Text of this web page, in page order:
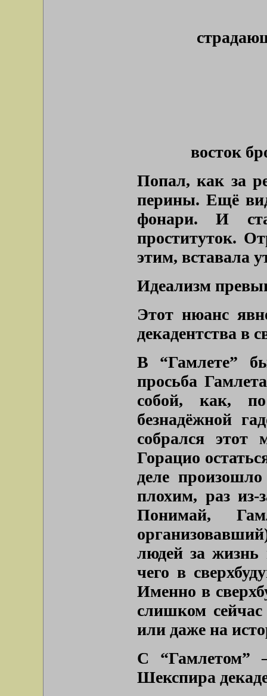
восток
Попал, как за
перины. Ещё
фонари. И
проституток.
этим, вставала
Идеализм
Этот нюанс
декадентства в
В “Гамлете”
просьба
собой, как,
безнадёжной
собрался этот
Горацио
деле
плохим, раз из-
Понимай,
людей за жизнь
чего в
Именно в
слишком сейчас
или даже на
С “Гамлетом”
Шекспира